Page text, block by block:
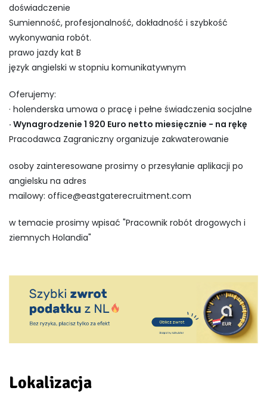
doświadczenie
Sumienność, profesjonalność, dokładność i szybkość
wykonywania robót.
prawo jazdy kat B
język angielski w stopniu komunikatywnym
Oferujemy:
· holenderska umowa o pracę i pełne świadczenia socjalne
· Wynagrodzenie 1 920 Euro netto miesięcznie - na rękę
Pracodawca Zagraniczny organizuje zakwaterowanie
osoby zainteresowane prosimy o przesyłanie aplikacji po
angielsku na adres
mailowy: office@eastgaterecruitment.com
w temacie prosimy wpisać "Pracownik robót drogowych i
ziemnych Holandia"
Lokalizacja